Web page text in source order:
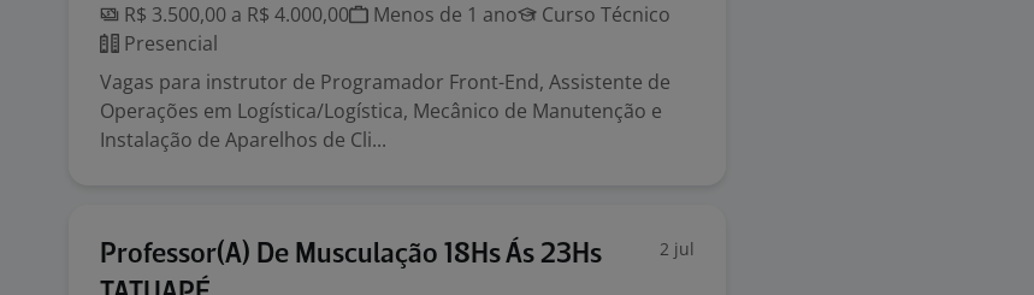
R$ 3.500,00 a R$ 4.000,00
Menos de 1 ano
Curso Técnico
Presencial
Vagas para instrutor de Programador Front-End, Assistente de
Operações em Logística/Logística, Mecânico de Manutenção e
Instalação de Aparelhos de Cli...
Professor(A) De Musculação 18Hs Ás 23Hs
2 jul